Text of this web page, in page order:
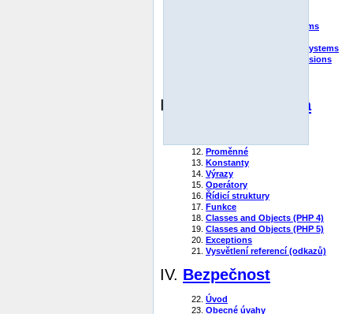
Installation on Unix systems
Installation on Windows systems
Installation of PECL extensions
III. Reference jazyka
12. Proměnné
13. Konstanty
14. Výrazy
15. Operátory
16. Řídicí struktury
17. Funkce
18. Classes and Objects (PHP 4)
19. Classes and Objects (PHP 5)
20. Exceptions
21. Vysvětlení referencí (odkazů)
IV. Bezpečnost
22. Úvod
23. Obecné úvahy